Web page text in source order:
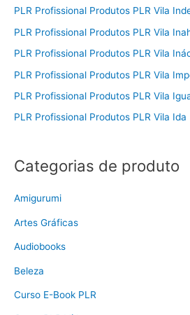
PLR Profissional Produtos PLR Vila
PLR Profissional Produtos PLR Vila
PLR Profissional Produtos PLR Vila
PLR Profissional Produtos PLR Vila
PLR Profissional Produtos PLR Vila
PLR Profissional Produtos PLR Vila Ida
Categorias de produto
Amigurumi
Artes Gráficas
Audiobooks
Beleza
Curso E-Book PLR